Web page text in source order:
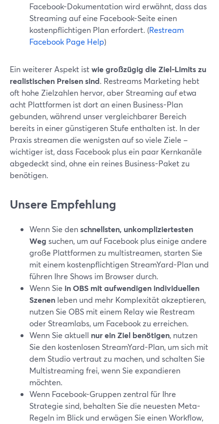
Facebook-Dokumentation wird erwähnt, dass das
Streaming auf eine Facebook-Seite einen
kostenpflichtigen Plan erfordert. (Restream
Facebook Page Help)
Ein weiterer Aspekt istwie großzügig die Ziel-Limits zu
realistischen Preisen sind. Restreams Marketing hebt
oft hohe Zielzahlen hervor, aber Streaming auf etwa
acht Plattformen ist dort an einen Business-Plan
gebunden, während unser vergleichbarer Bereich
bereits in einer günstigeren Stufe enthalten ist. In der
Praxis streamen die wenigsten auf so viele Ziele –
wichtiger ist, dass Facebook plus ein paar Kernkanäle
abgedeckt sind, ohne ein reines Business-Paket zu
benötigen.
Unsere Empfehlung
Wenn Sie denschnellsten, unkompliziertesten
Weg suchen, um auf Facebook plus einige andere
große Plattformen zu multistreamen, starten Sie
mit einem kostenpflichtigen StreamYard-Plan und
führen Ihre Shows im Browser durch.
Wenn Sie in OBS mit aufwendigen individuellen
Szenen leben und mehr Komplexität akzeptieren,
nutzen Sie OBS mit einem Relay wie Restream
oder Streamlabs, um Facebook zu erreichen.
Wenn Sie aktuell nur ein Ziel benötigen, nutzen
Sie den kostenlosen StreamYard-Plan, um sich mit
dem Studio vertraut zu machen, und schalten Sie
Multistreaming frei, wenn Sie expandieren
möchten.
Wenn Facebook-Gruppen zentral für Ihre
Strategie sind, behalten Sie die neuesten Meta-
Regeln im Blick und erwägen Sie einen Workflow,